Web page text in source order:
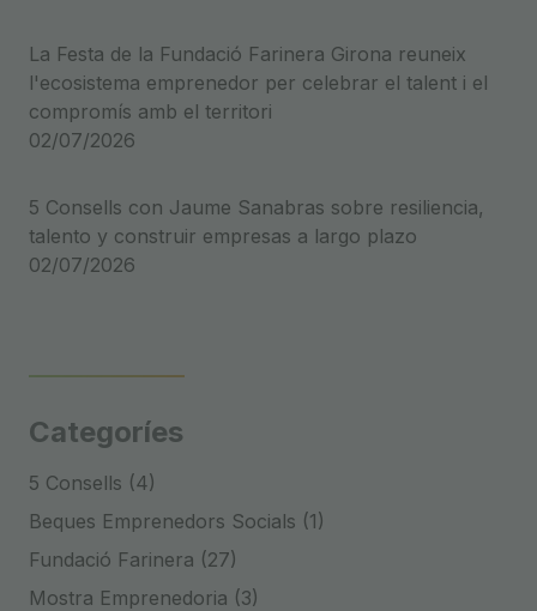
La Festa de la Fundació Farinera Girona reuneix
l'ecosistema emprenedor per celebrar el talent i el
compromís amb el territori
02/07/2026
5 Consells con Jaume Sanabras sobre resiliencia,
talento y construir empresas a largo plazo
02/07/2026
Categoríes
5 Consells (4)
Beques Emprenedors Socials (1)
Fundació Farinera (27)
Mostra Emprenedoria (3)